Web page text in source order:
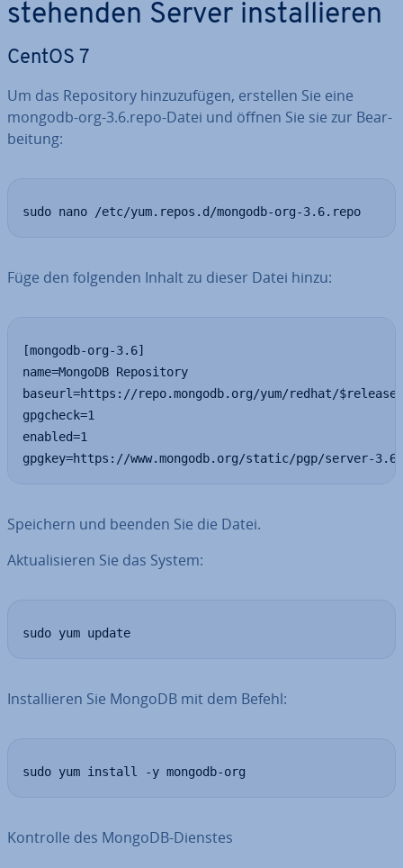
stehen­den Server in­stal­lie­ren
CentOS 7
Um das Re­po­si­to­ry hin­zu­zu­fü­gen, erstellen Sie eine
mongodb-org-3.6.repo-Datei und öffnen Sie sie zur Be­ar­
bei­tung:
sudo nano /etc/yum.repos.d/mongodb-org-3.6.repo
Füge den folgenden Inhalt zu dieser Datei hinzu:
[mongodb-org-3.6]
name=MongoDB Repository
baseurl=https://repo.mongodb.org/yum/redhat/
gpgcheck=1
enabled=1
gpgkey=https://www.mongodb.org/static/pgp/server-
Speichern und beenden Sie die Datei.
Ak­tua­li­sie­ren Sie das System:
sudo yum update
In­stal­lie­ren Sie MongoDB mit dem Befehl:
sudo yum install -y mongodb-org
Kontrolle des MongoDB-Dienstes